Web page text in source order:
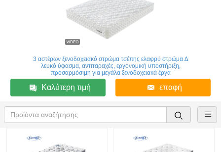
3 αστέρων ξενοδοχειακό στρώμα τσέπης ελαφρύ στρώμα ∆
λευκό ύφασμα, αντιταραχές, εργονομική υποστήριξη,
προσαρμόσιμη για μεγάλα ξενοδοχειακά έργα
Καλύτερη τιμή επαφή